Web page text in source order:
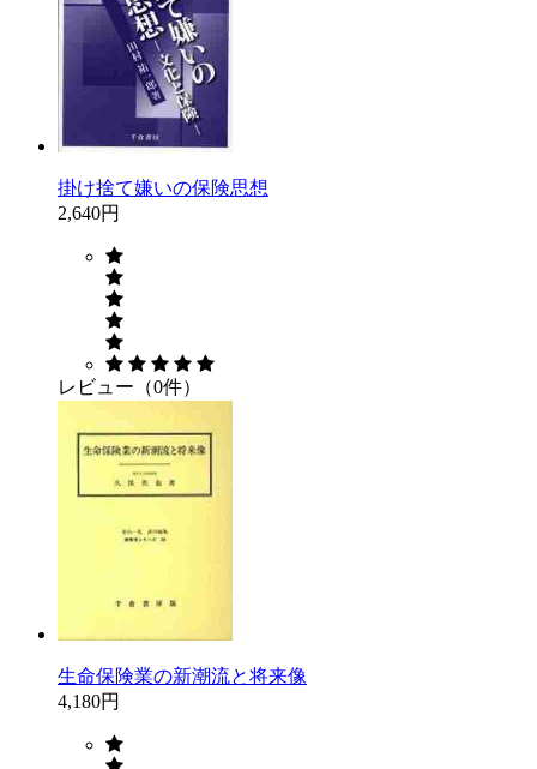
掛け捨て嫌いの保険思想
2,640円
レビュー（0件）
生命保険業の新潮流と将来像
4,180円